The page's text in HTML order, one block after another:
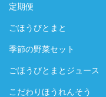
定期便
ごほうびとまと
季節の野菜セット
ごほうびとまとジュース
こだわりほうれんそう